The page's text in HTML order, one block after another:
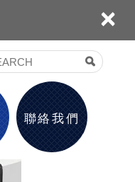
×
聯絡我們